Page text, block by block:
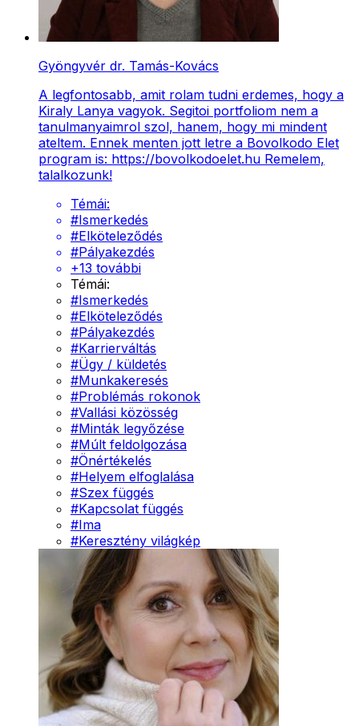
Gyöngyvér dr. Tamás-Kovács
A legfontosabb, amit rolam tudni erdemes, hogy a
Kiraly Lanya vagyok. Segitoi portfoliom nem a
tanulmanyaimrol szol, hanem, hogy mi mindent
ateltem. Ennek menten jott letre a Bovolkodo Elet
program is: https://bovolkodoelet.hu Remelem,
talalkozunk!
Témái:
#Ismerkedés
#Elköteleződés
#Pályakezdés
+13 további
Témái:
#Ismerkedés
#Elköteleződés
#Pályakezdés
#Karrierváltás
#Ügy / küldetés
#Munkakeresés
#Problémás rokonok
#Vallási közösség
#Minták legyőzése
#Múlt feldolgozása
#Önértékelés
#Helyem elfoglalása
#Szex függés
#Kapcsolat függés
#Ima
#Keresztény világkép